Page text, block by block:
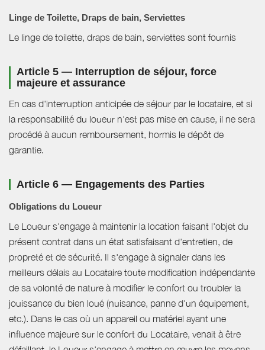
Linge de Toilette, Draps de bain, Serviettes
Le linge de toilette, draps de bain, serviettes sont fournis
Article 5 — Interruption de séjour, force
majeure et assurance
En cas d'interruption anticipée de séjour par le locataire, et si
la responsabilité du loueur n'est pas mise en cause, il ne sera
procédé à aucun remboursement, hormis le dépôt de
garantie.
Article 6 — Engagements des Parties
Obligations du Loueur
Le Loueur s'engage à maintenir la location faisant l'objet du
présent contrat dans un état satisfaisant d'entretien, de
propreté et de sécurité. Il s'engage à signaler dans les
meilleurs délais au Locataire toute modification indépendante
de sa volonté de nature à modifier le confort ou troubler la
jouissance du bien loué (nuisance, panne d'un équipement,
etc.). Dans le cas où un appareil ou matériel ayant une
influence majeure sur le confort du Locataire, venait à être